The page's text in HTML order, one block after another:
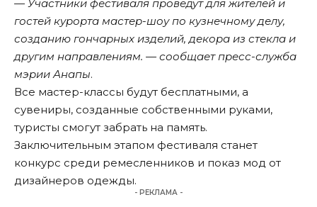
— Участники фестиваля проведут для жителей и
гостей курорта мастер-шоу по кузнечному делу,
созданию гончарных изделий, декора из стекла и
другим направлениям. — сообщает пресс-служба
мэрии Анапы.
Все мастер-классы будут бесплатными, а
сувениры, созданные собственными руками,
туристы смогут забрать на память.
Заключительным этапом фестиваля станет
конкурс среди ремесленников и показ мод от
дизайнеров одежды.
- РЕКЛАМА -